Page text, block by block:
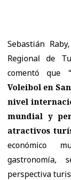
Sebastián
Regional de
comentó que “
Voleibol en
nivel
mundial y
atractivos
económico
gastronomía,
perspectiva